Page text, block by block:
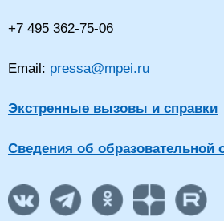
+7 495 362-75-06
Email: pressa@mpei.ru
Экстренные вызовы и справки
Сведения об образовательной